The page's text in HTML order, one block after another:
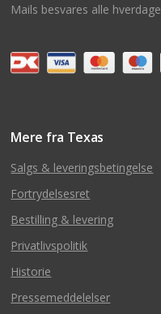
Mails besvares alle hverdage
Mere fra Texas
Salgs & leveringsbetingelse
Fortrydelsesret
Bestilling & levering
Privatlivspolitik
Historie
Pressemeddelelser